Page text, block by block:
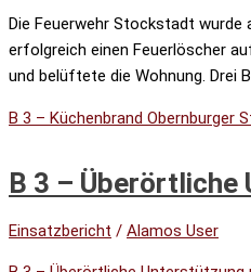
Die Feuerwehr Stockstadt wurde
erfolgreich einen Feuerlöscher
und belüftete die Wohnung. Drei
B 3 – Küchenbrand Obernburger
B 3 – Überörtliche
Einsatzbericht / Alamos User